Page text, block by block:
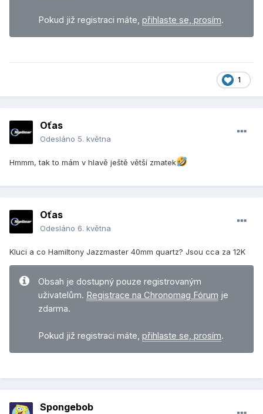
Pokud již registraci máte, přihlaste se, prosím.
1
Oťas
Odesláno 5. května
Hmmm, tak to mám v hlavě ještě větší zmatek
Oťas
Odesláno 6. května
Kluci a co Hamiltony Jazzmaster 40mm quartz? Jsou cca za 12K
Obsah je dostupný pouze registrovaným
uživatelům. Registrace na Chronomag Fórum je
zdarma.
Pokud již registraci máte, přihlaste se, prosím.
Spongebob